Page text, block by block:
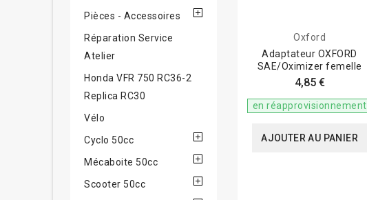
Pièces - Accessoires
Réparation Service
Atelier
Honda VFR 750 RC36-2
Replica RC30
Vélo
Cyclo 50cc
Mécaboite 50cc
Scooter 50cc
Oxford
Adaptateur OXFORD
SAE/Oximizer femelle
4,85 €
en réapprovisionnement
AJOUTER AU PANIER